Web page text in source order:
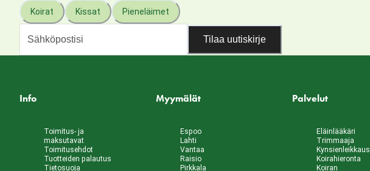
Koirat Kissat Pieneläimet
Tilaa uutiskirje
Info
Toimitus- ja
maksutavat
Toimitusehdot
Tuotteiden palautus
Tietosuoja
Myymälät
Espoo
Lahti
Vantaa
Raisio
Pirkkala
Palvelut
Eläinlääkäri
Trimmaaja
Kynsienleikkaus
Koirahieronta
Koiran